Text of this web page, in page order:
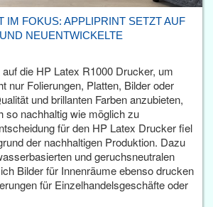
IM FOKUS: APPLIPRINT SETZT AUF
NEUENTWICKELTE
die HP Latex R1000 Drucker, um
nur Folierungen, Platten, Bilder oder
und brillanten Farben anzubieten,
so nachhaltig wie möglich zu
für den HP Latex Drucker fiel
der nachhaltigen Produktion. Dazu
und geruchsneutralen
Bilder für Innenräume ebenso drucken
für Einzelhandelsgeschäfte oder